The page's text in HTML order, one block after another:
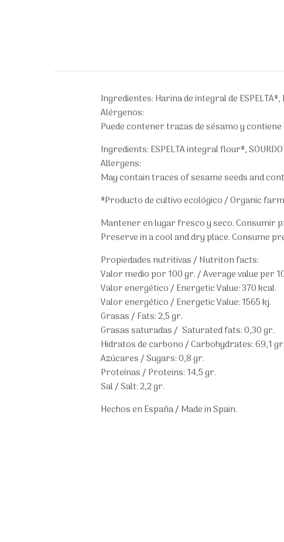
Ingredientes: Harina de integral de
Alérgenos:
Puede contener trazas de sésamo y contiene
Ingredients: ESPELTA integral flour*,
Allergens:
May contain traces of sesame seeds and
*Producto de cultivo ecológico / Organic
Mantener en lugar fresco y seco. Consumir
Preserve in a cool and dry place. Consume
Propiedades nutritivas / Nutriton facts:
Valor medio por 100 gr. / Average value per
Valor energético / Energetic Value: 370 kcal.
Valor energético / Energetic Value: 1565 kj.
Grasas / Fats: 2,5 gr.
Grasas saturadas / Saturated fats: 0,30 gr.
Hidratos de carbono / Carbohydrates: 69,1 gr.
Azúcares / Sugars: 0,8 gr.
Proteínas / Proteins: 14,5 gr.
Sal / Salt: 2,2 gr.
Hechos en España / Made in Spain.